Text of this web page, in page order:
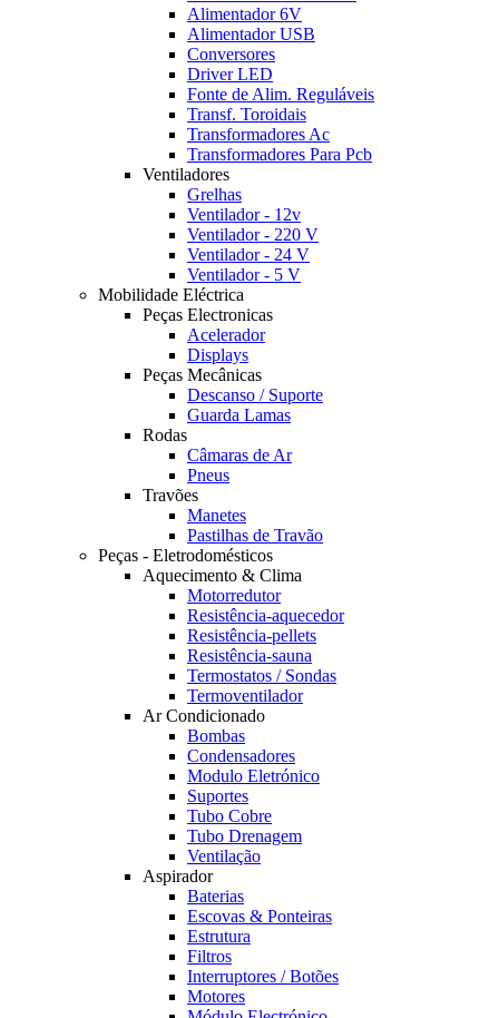
Alimentador 6V
Alimentador USB
Conversores
Driver LED
Fonte de Alim. Reguláveis
Transf. Toroidais
Transformadores Ac
Transformadores Para Pcb
Ventiladores
Grelhas
Ventilador - 12v
Ventilador - 220 V
Ventilador - 24 V
Ventilador - 5 V
Mobilidade Eléctrica
Peças Electronicas
Acelerador
Displays
Peças Mecânicas
Descanso / Suporte
Guarda Lamas
Rodas
Câmaras de Ar
Pneus
Travões
Manetes
Pastilhas de Travão
Peças - Eletrodomésticos
Aquecimento & Clima
Motorredutor
Resistência-aquecedor
Resistência-pellets
Resistência-sauna
Termostatos / Sondas
Termoventilador
Ar Condicionado
Bombas
Condensadores
Modulo Eletrónico
Suportes
Tubo Cobre
Tubo Drenagem
Ventilação
Aspirador
Baterias
Escovas & Ponteiras
Estrutura
Filtros
Interruptores / Botões
Motores